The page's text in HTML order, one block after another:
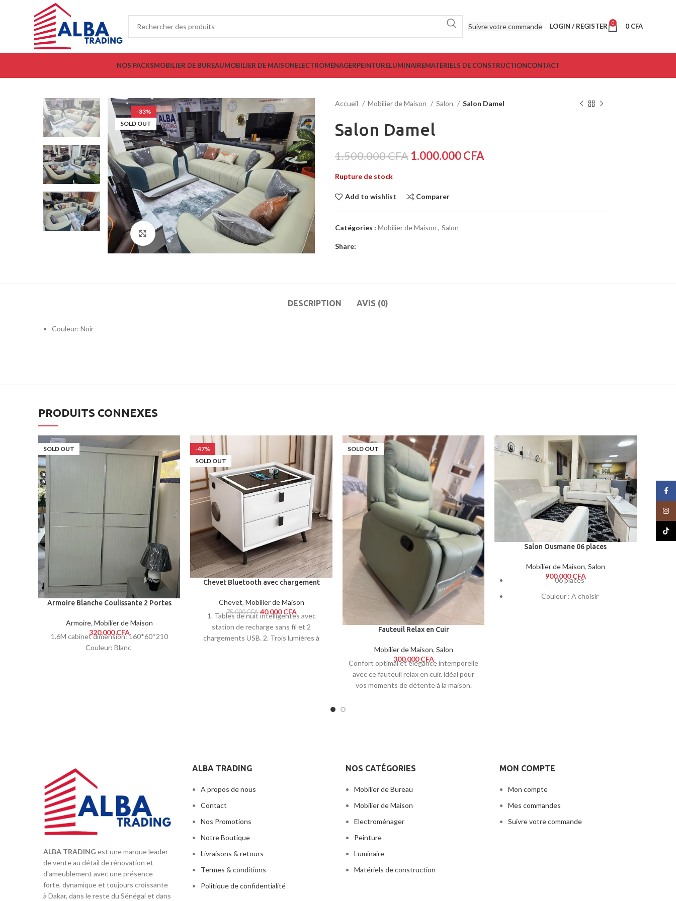
Suivre votre commande LOGIN / REGISTER 0 0 CFA
NOS PACKSMOBILIER DE BUREAUMOBILIER DE MAISONELECTROMÉNAGERPEINTURELUMINAIREMATÉRIELS DE CONSTRUCTIONCONTACT
-33%
SOLD OUT
Click to enlarge
Accueil Mobilier de Maison Salon Salon Damel
Salon Damel
1.500.000CFA 1.000.000CFA
Rupture de stock
Add to wishlist Comparer
Catégories : Mobilier de Maison, Salon
Share:
DESCRIPTION AVIS (0)
Couleur: Noir
PRODUITS CONNEXES
SOLD OUT
Armoire Blanche Coulissante 2 Portes
Armoire, Mobilier de Maison
320.000CFA
1.6M cabinet dimension: 160*60*210
Couleur: Blanc
-47%
SOLD OUT
Chevet Bluetooth avec chargement
LED 2 tiroirs de rangement Blanc
Chevet, Mobilier de Maison
75.000CFA 40.000CFA
1. Tables de nuit intelligentes avec
station de recharge sans fil et 2
chargements USB. 2. Trois lumières à
vous n'avez pas à vous soucier que le
SOLD OUT
Fauteuil Relax en Cuir
Mobilier de Maison, Salon
300.000CFA
Confort optimal et élégance intemporelle
avec ce fauteuil relax en cuir, idéal pour
vos moments de détente à la maison.
Salon Ousmane 06 places
Mobilier de Maison, Salon
900.000CFA
06 places
Couleur : A choisir
ALBA TRADING est une marque leader
de vente au détail de rénovation et
d'ameublement avec une présence
forte, dynamique et toujours croissante
à Dakar, dans le reste du Sénégal et dans
ALBA TRADING
A propos de nous
Contact
Nos Promotions
Notre Boutique
Livraisons & retours
Termes & conditions
Politique de confidentialité
NOS CATÉGORIES
Mobilier de Bureau
Mobilier de Maison
Electroménager
Peinture
Luminaire
Matériels de construction
MON COMPTE
Mon compte
Mes commandes
Suivre votre commande